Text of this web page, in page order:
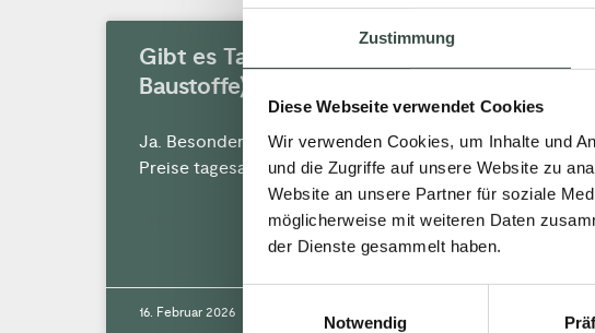
Zustimmung
Diese Webseite verwendet Cookies
Wir verwenden Cookies, um Inhalte und
und die Zugriffe auf unsere Website zu
Website an unsere Partner für soziale
möglicherweise mit weiteren Daten
der Dienste gesammelt haben.
Notwendig
Gibt es Tagespreise (z. B.
Baustoffe)?
Ja. Besonders bei Baustoffen können
Preise tagesaktuell schwanken.
16. Februar 2026 Keine Kommentare
In
16.